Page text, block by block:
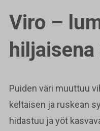
Viro –
Puiden väri muuttuu
keltaisen ja ruskean
hidastuu ja yöt